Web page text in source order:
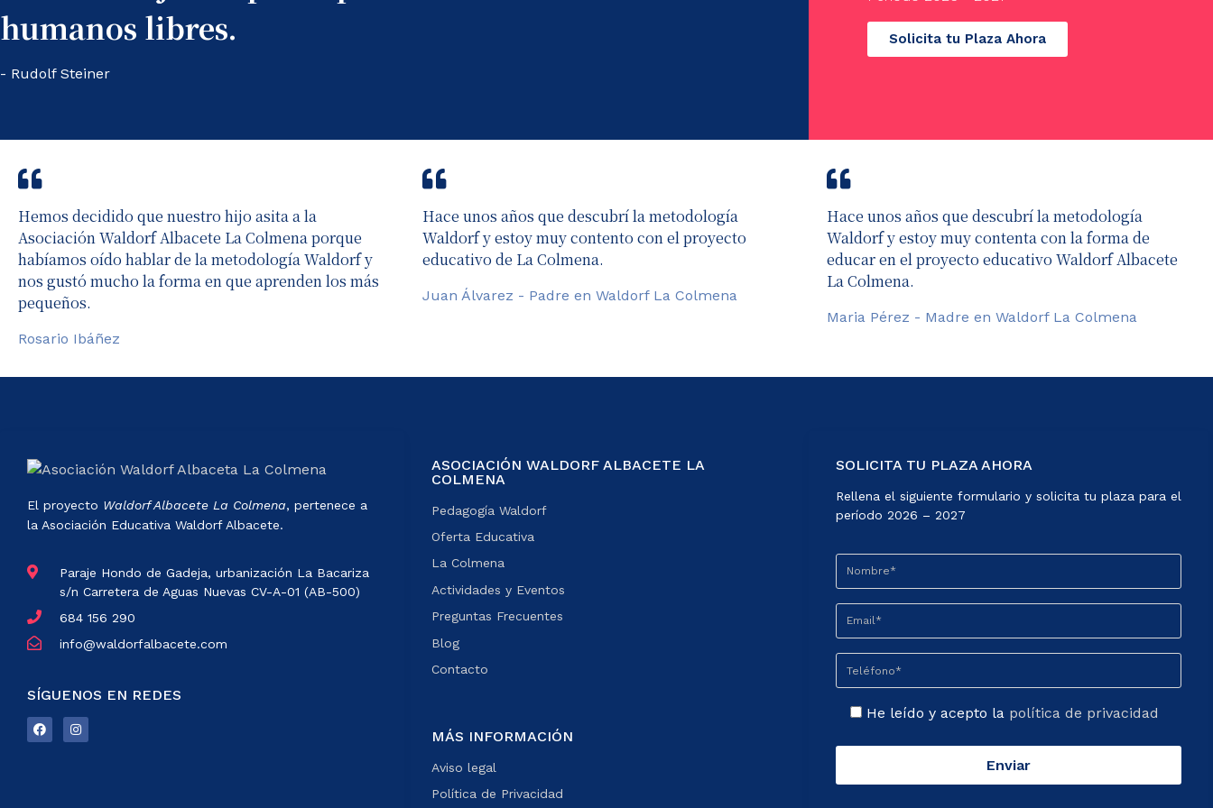
humanos libres.
- Rudolf Steiner
Solicita tu Plaza Ahora
Hemos decidido que nuestro hijo asita a la
Asociación Waldorf Albacete La Colmena porque
habíamos oído hablar de la metodología Waldorf y
nos gustó mucho la forma en que aprenden los más
pequeños.
Rosario Ibáñez
Hace unos años que descubrí la metodología
Waldorf y estoy muy contento con el proyecto
educativo de La Colmena.
Juan Álvarez - Padre en Waldorf La Colmena
Hace unos años que descubrí la metodología
Waldorf y estoy muy contenta con la forma de
educar en el proyecto educativo Waldorf Albacete
La Colmena.
Maria Pérez - Madre en Waldorf La Colmena
El proyecto Waldorf Albacete La Colmena, pertenece a
la Asociación Educativa Waldorf Albacete.
Paraje Hondo de Gadeja, urbanización La Bacariza
s/n Carretera de Aguas Nuevas CV-A-01 (AB-500)
684 156 290
info@waldorfalbacete.com
SÍGUENOS EN REDES
ASOCIACIÓN WALDORF ALBACETE LA
COLMENA
Pedagogía Waldorf
Oferta Educativa
La Colmena
Actividades y Eventos
Preguntas Frecuentes
Blog
Contacto
MÁS INFORMACIÓN
Aviso legal
Política de Privacidad
SOLICITA TU PLAZA AHORA
Rellena el siguiente formulario y solicita tu plaza para el
período 2026 – 2027
He leído y acepto la política de privacidad